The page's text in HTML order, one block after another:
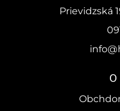
Prievidzská